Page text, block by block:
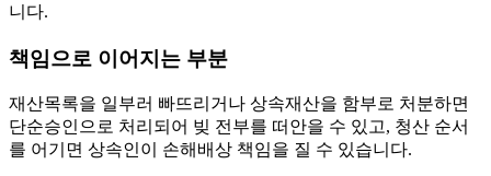
니다.
책임으로 이어지는 부분
재산목록을 일부러 빠뜨리거나 상속재산을 함부로 처분하면
단순승인으로 처리되어 빚 전부를 떠안을 수 있고, 청산 순서
를 어기면 상속인이 손해배상 책임을 질 수 있습니다.